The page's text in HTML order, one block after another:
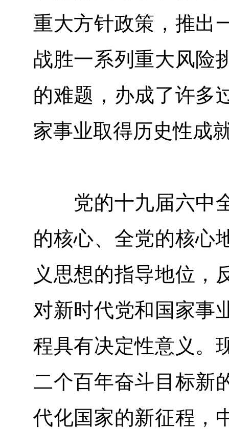
重大方针政策，推出
战胜一系列重大风险
的难题，办成了许多
家事业取得历史性成
党的十九届六中全
的核心、全党的核心
义思想的指导地位，
对新时代党和国家事
程具有决定性意义。
二个百年奋斗目标新
代化国家的新征程，